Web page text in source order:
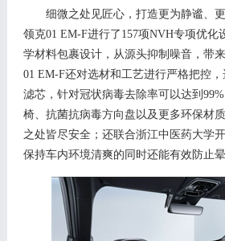
细微之处见匠心， 打造更为静谧、
领克01 EM-F进行了 157项NVH专项优化
学材料包裹设计， 从源头抑制噪音，带
01 EM-F还对选材和工艺进行严格把控
滤芯，针对冠状病毒去除率可以达到 99%
椅、抗菌抗病毒方向盘以及更多环保材
之处皆尽安全；还联合浙江中医药大学
保持车内环境清爽的同时还能有效防止晕